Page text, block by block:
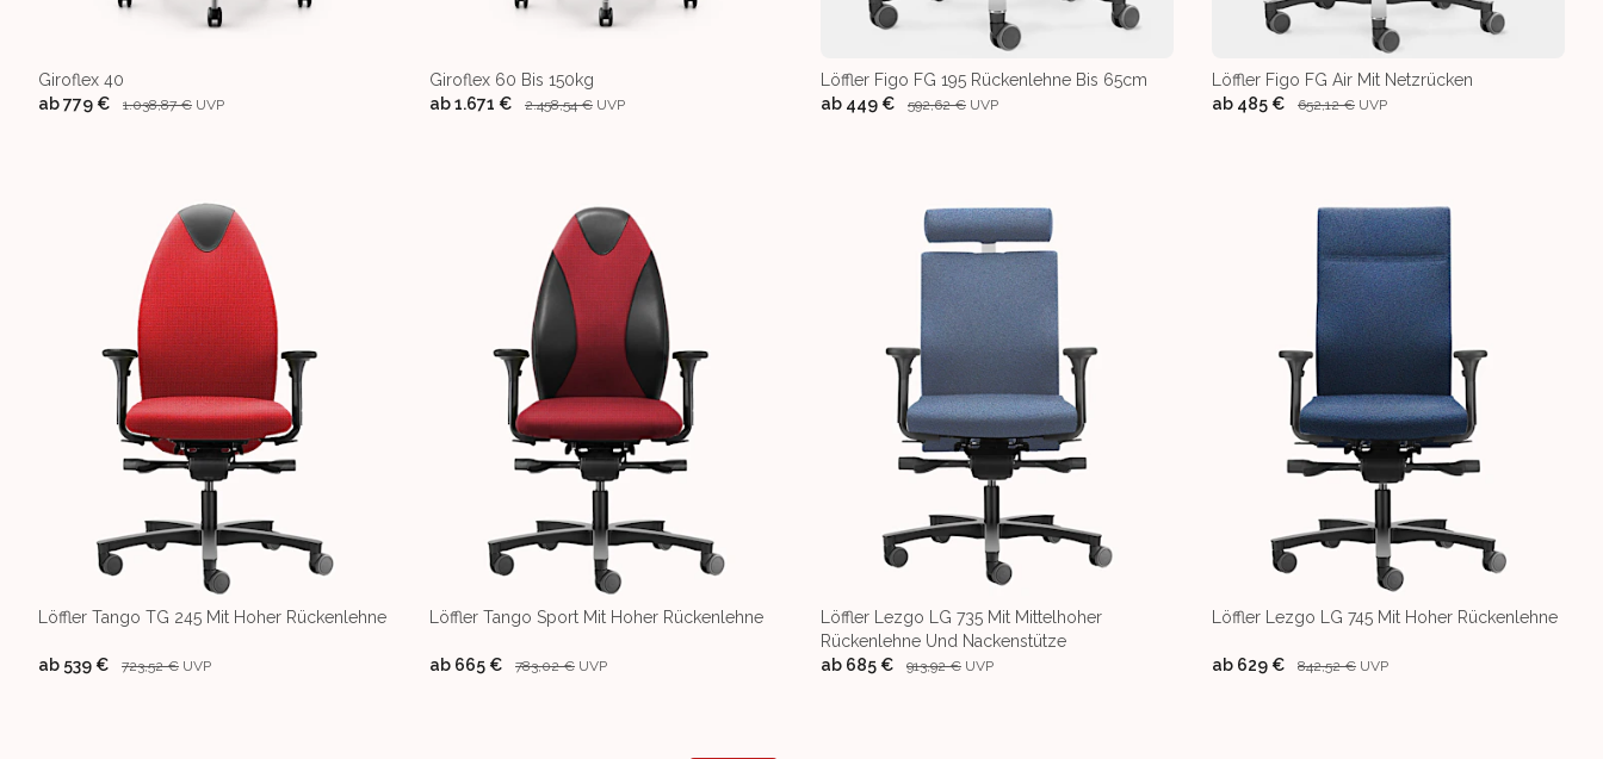
Giroflex 40
ab779 € 1.038,87 € UVP
Giroflex 60 Bis 150kg
ab1.671 € 2.458,54 € UVP
Löffler Figo FG 195 Rückenlehne Bis 65cm
ab 449 € 592,62 € UVP
Löffler Figo FG Air Mit Netzrücken
ab 485 € 652,12 € UVP
Löffler Tango TG 245 Mit Hoher Rückenlehne
ab 539 € 723,52 € UVP
Löffler Tango Sport Mit Hoher Rückenlehne
ab 665 € 783,02 € UVP
Löffler Lezgo LG 735 Mit Mittelhoher
Rückenlehne Und Nackenstütze
ab 685 € 913,92 € UVP
Löffler Lezgo LG 745 Mit Hoher Rückenlehne
ab 629 € 842,52 € UVP